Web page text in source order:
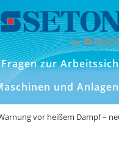
Fragen zur
und Anlagen
vor heißem Dampf –